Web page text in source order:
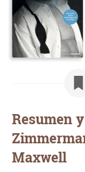
Resumen
Maxwell